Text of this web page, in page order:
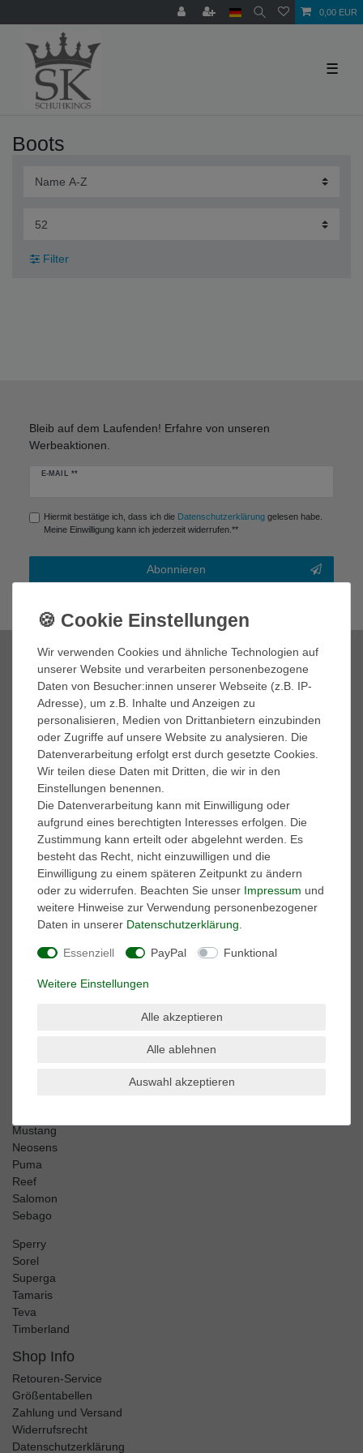
0,00 EUR
☰
Boots
Filter
Bleib auf dem Laufenden! Erfahre von unseren
Werbeaktionen.
E-MAIL **
Newsletter
Hiermit bestätige ich, dass ich die Daten­schutz­erklärunggelesen habe.
Meine Einwilligung kann ich jederzeit widerrufen.**
Abonnieren
Zahlungsmöglichkeiten
Marken
A.S. 98
adidas Performance
BK British-Knights
Buffalo
Caprice
Caterpillar
Columbia
Converse
Dr. Martens
Mustang
Neosens
Puma
Reef
Salomon
Sebago
Sperry
Sorel
Superga
Tamaris
Teva
Timberland
Shop Info
Retouren-Service
Größentabellen
Zahlung und Versand
Widerrufsrecht
Datenschutzerklärung
Wir verwenden Cookies und ähnliche Technologien auf
unserer Website und verarbeiten personenbezogene
Daten von Besucher:innen unserer Webseite (z.B. IP-
Adresse), um z.B. Inhalte und Anzeigen zu
personalisieren, Medien von Drittanbietern einzubinden
oder Zugriffe auf unsere Website zu analysieren. Die
Datenverarbeitung erfolgt erst durch gesetzte Cookies.
Wir teilen diese Daten mit Dritten, die wir in den
Einstellungen benennen.
Die Datenverarbeitung kann mit Einwilligung oder
aufgrund eines berechtigten Interesses erfolgen. Die
Zustimmung kann erteilt oder abgelehnt werden. Es
besteht das Recht, nicht einzuwilligen und die
Einwilligung zu einem späteren Zeitpunkt zu ändern
oder zu widerrufen. Beachten Sie unser Impressum und
weitere Hinweise zur Verwendung personenbezogener
Daten in unserer Daten­schutz­erklärung
Essenziell PayPal Funktional
Weitere Einstellungen
Alle akzeptieren
Alle ablehnen
Auswahl akzeptieren